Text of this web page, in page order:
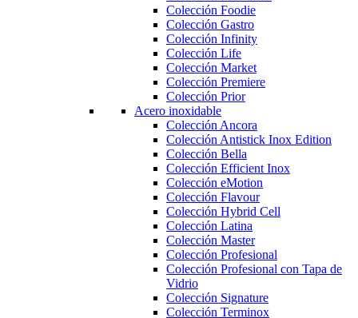
Colección Foodie
Colección Gastro
Colección Infinity
Colección Life
Colección Market
Colección Premiere
Colección Prior
Acero inoxidable
Colección Ancora
Colección Antistick Inox Edition
Colección Bella
Colección Efficient Inox
Colección eMotion
Colección Flavour
Colección Hybrid Cell
Colección Latina
Colección Master
Colección Profesional
Colección Profesional con Tapa de
Vidrio
Colección Signature
Colección Terminox